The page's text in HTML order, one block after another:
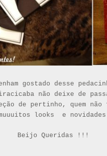
gostado desse
não deixe de
de pertinho, quem não
looks e
Beijo Queridas !!!